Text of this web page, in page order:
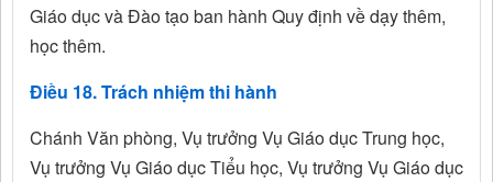
Giáo dục và Đào tạo ban hành Quy định về dạy thêm,
học thêm.
Điều 18. Trách nhiệm thi hành
Chánh Văn phòng, Vụ trưởng Vụ Giáo dục Trung học,
Vụ trưởng Vụ Giáo dục Tiểu học, Vụ trưởng Vụ Giáo dục